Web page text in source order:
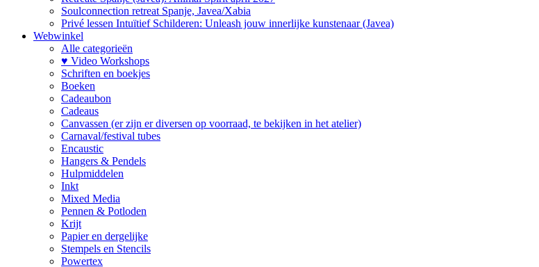
Soulconnection retreat Spanje, Javea/Xabia
Privé lessen Intuïtief Schilderen: Unleash jouw innerlijke kunstenaar (Javea)
Webwinkel
Alle categorieën
♥ Video Workshops
Schriften en boekjes
Boeken
Cadeaubon
Cadeaus
Canvassen (er zijn er diversen op voorraad, te bekijken in het atelier)
Carnaval/festival tubes
Encaustic
Hangers & Pendels
Hulpmiddelen
Inkt
Mixed Media
Pennen & Potloden
Krijt
Papier en dergelijke
Stempels en Stencils
Powertex